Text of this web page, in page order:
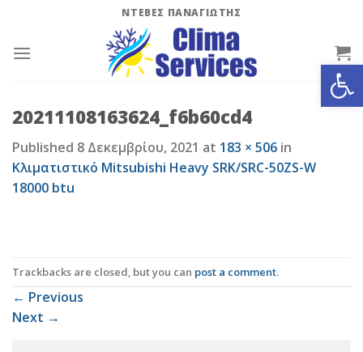
content
ΝΤΕΒΕΣ ΠΑΝΑΓΙΩΤΗΣ
20211108163624_f6b60cd4
Published 8 Δεκεμβρίου, 2021 at 183 × 506 in
Κλιματιστικό Mitsubishi Heavy SRK/SRC-50ZS-W
18000 btu
Trackbacks are closed, but you can post a comment.
← Previous
Next →